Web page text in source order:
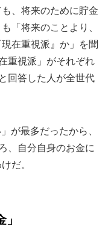
、将来のために貯金
「将来のことより、
在重視派』か」を聞
重視派」がそれぞれ
回答した人が全世代
が最多だったから、
、自分自身のお金に
だ。